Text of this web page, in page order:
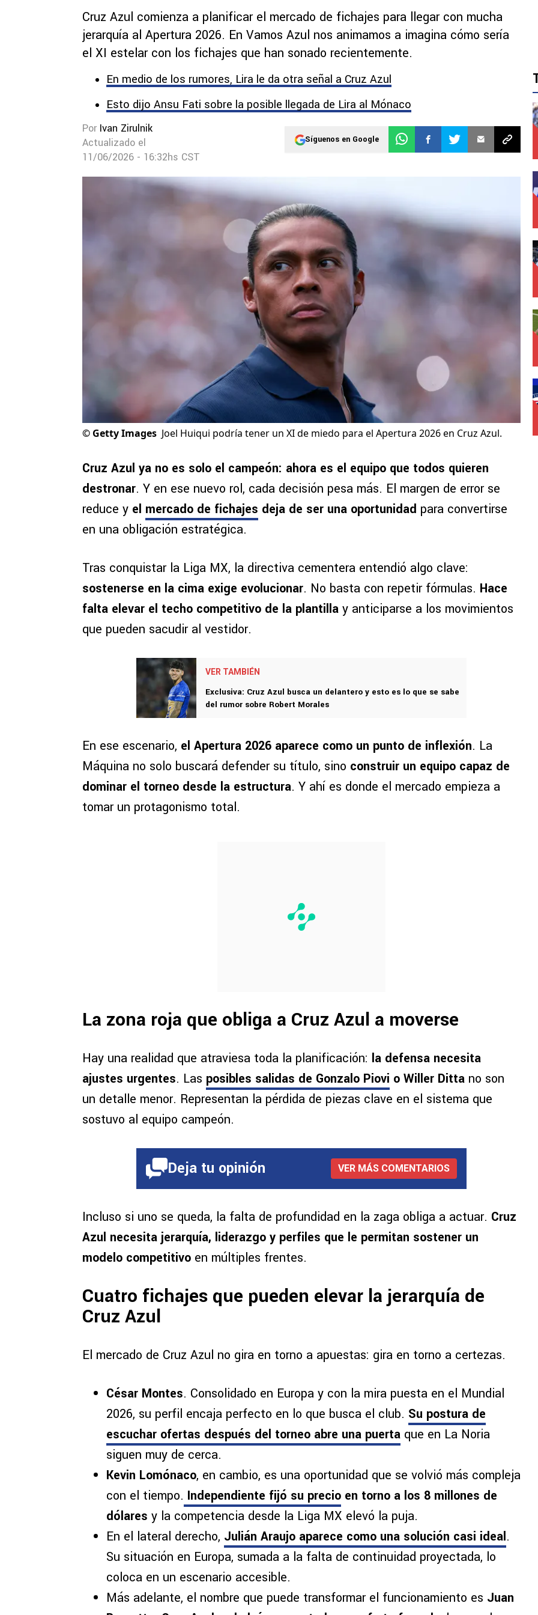
Cruz Azul comienza a planificar el mercado de fichajes para llegar con mucha
jerarquía al Apertura 2026. En Vamos Azul nos animamos a imagina cómo sería
el XI estelar con los fichajes que han sonado recientemente.
En medio de los rumores, Lira le da otra señal a Cruz Azul
Esto dijo Ansu Fati sobre la posible llegada de Lira al Mónaco
Por Ivan Zirulnik
Actualizado el
11/06/2026 - 16:32hs CST
Síguenos en Google
© Getty Images Joel Huiqui podría tener un XI de miedo para el Apertura 2026 en Cruz Azul.
Cruz Azul ya no es solo el campeón: ahora es el equipo que todos quieren
destronar. Y en ese nuevo rol, cada decisión pesa más. El margen de error se
reduce y el mercado de fichajes deja de ser una oportunidad para convertirse
en una obligación estratégica.
Tras conquistar la Liga MX, la directiva cementera entendió algo clave:
sostenerse en la cima exige evolucionar. No basta con repetir fórmulas. Hace
falta elevar el techo competitivo de la plantilla y anticiparse a los movimientos
que pueden sacudir al vestidor.
VER TAMBIÉN
Exclusiva: Cruz Azul busca un delantero y esto es lo que se sabe
del rumor sobre Robert Morales
En ese escenario, el Apertura 2026 aparece como un punto de inflexión. La
Máquina no solo buscará defender su título, sino construir un equipo capaz de
dominar el torneo desde la estructura. Y ahí es donde el mercado empieza a
tomar un protagonismo total.
La zona roja que obliga a Cruz Azul a moverse
Hay una realidad que atraviesa toda la planificación: la defensa necesita
ajustes urgentes. Las posibles salidas de Gonzalo Piovi o Willer Ditta no son
un detalle menor. Representan la pérdida de piezas clave en el sistema que
sostuvo al equipo campeón.
Deja tu opinión VER MÁS COMENTARIOS
Incluso si uno se queda, la falta de profundidad en la zaga obliga a actuar. Cruz
Azul necesita jerarquía, liderazgo y perfiles que le permitan sostener un
modelo competitivo en múltiples frentes.
Cuatro fichajes que pueden elevar la jerarquía de
Cruz Azul
El mercado de Cruz Azul no gira en torno a apuestas: gira en torno a certezas.
César Montes. Consolidado en Europa y con la mira puesta en el Mundial
2026, su perfil encaja perfecto en lo que busca el club. Su postura de
escuchar ofertas después del torneo abre una puerta que en La Noria
siguen muy de cerca.
Kevin Lomónaco, en cambio, es una oportunidad que se volvió más compleja
con el tiempo. Independiente fijó su precio en torno a los 8 millones de
dólares y la competencia desde la Liga MX elevó la puja.
En el lateral derecho, Julián Araujo aparece como una solución casi ideal.
Su situación en Europa, sumada a la falta de continuidad proyectada, lo
coloca en un escenario accesible.
Más adelante, el nombre que puede transformar el funcionamiento es Juan